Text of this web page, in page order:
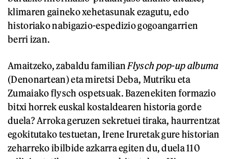
klimaren gaineko xehetasunak ezagutu, edo
historiako nabigazio-espedizio gogoangarrien
berri izan.
Amaitzeko, zabaldu familian Flyschpop-up albuma
(Denonartean) eta miretsi Deba, Mutriku eta
Zumaiako flysch ospetsuak. Bazenekiten formazio
bitxi horrek euskal kostaldearen historia gorde
duela? Arroka geruzen sekretuei tiraka, haurrentzat
egokitutako testuetan, Irene Iruretak gure historian
zeharreko ibilbide azkarra egiten du, duela 110